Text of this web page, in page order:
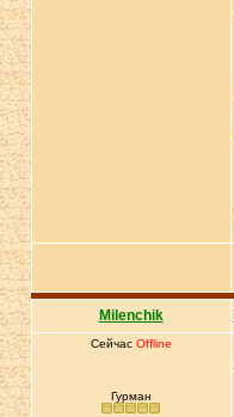
Milenchik
Сейчас Offline
Гурман